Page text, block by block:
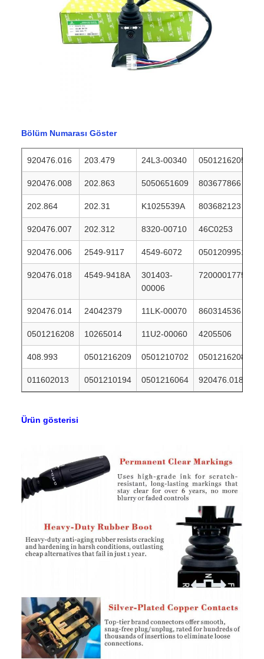
Bölüm Numarası Göster
920476.016 203.479 24L3-00340 0501216205
920476.008 202.863 5050651609 803677866
202.864 202.31 K1025539A 803682123
920476.007 202.312 8320-00710 46C0253
920476.006 2549-9117 4549-6072 0501209951
920476.018 4549-9418A
301403-
00006
7200001775
920476.014 24042379 11LK-00070 860314536
0501216208 10265014 11U2-00060 4205506
408.993 0501216209 0501210702 0501216208
011602013 0501210194 0501216064 920476.018
Ürün gösterisi